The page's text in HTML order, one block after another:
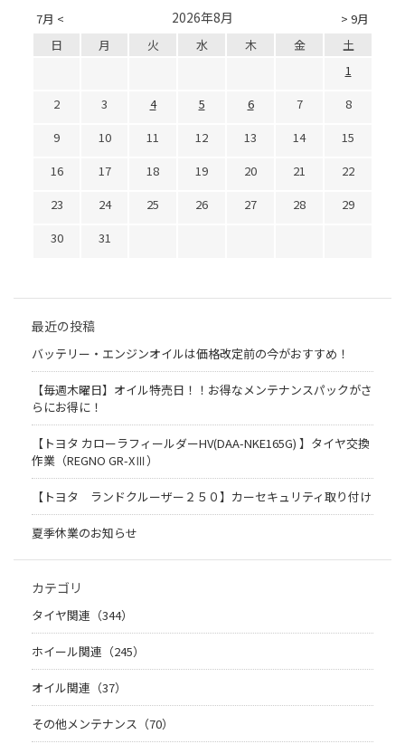
7月 < > 9月
2026年8月
日 月 火 水 木 金
土
1
2
3 4 5 6 7
8
9
10 11 12 13 14
15
16
17 18 19 20 21
22
23
24 25 26 27 28
29
30
31
最近の投稿
バッテリー・エンジンオイルは価格改定前の今がおすすめ！
【毎週木曜日】オイル特売日！！お得なメンテナンスパックがさ
らにお得に！
【トヨタ カローラフィールダーHV(DAA-NKE165G) 】タイヤ交換
作業（REGNO GR-XⅢ）
【トヨタ ランドクルーザー２５０】カーセキュリティ取り付け
夏季休業のお知らせ
カテゴリ
タイヤ関連（344）
ホイール関連（245）
オイル関連（37）
その他メンテナンス（70）